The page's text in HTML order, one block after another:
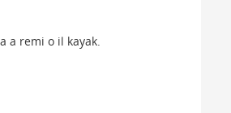
a remi o il kayak.